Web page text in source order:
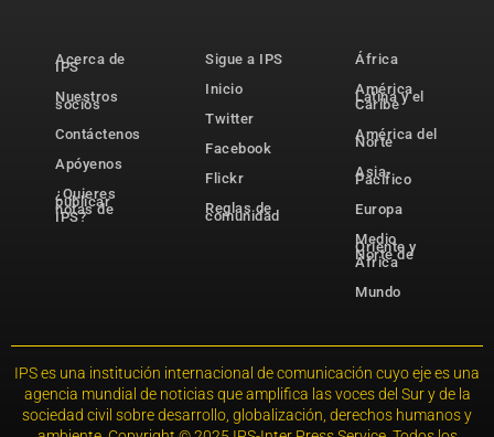
Acerca de
IPS
Nuestros
socios
Contáctenos
Apóyenos
¿Quieres
publicar
notas de
IPS?
Sigue a IPS
Inicio
Twitter
Facebook
Flickr
Reglas de
comunidad
África
América
Latina y el
Caribe
América del
Norte
Asia-
Pacífico
Europa
Medio
Oriente y
Norte de
África
Mundo
IPS es una institución internacional de comunicación cuyo eje es una
agencia mundial de noticias que amplifica las voces del Sur y de la
sociedad civil sobre desarrollo, globalización, derechos humanos y